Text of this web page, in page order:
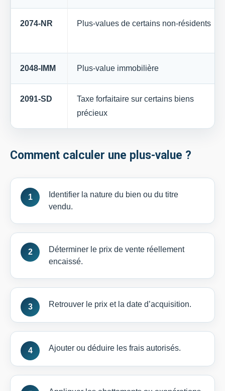
2074-NR Plus-values de certains non-résidents
2048-IMM Plus-value immobilière
2091-SD
Taxe forfaitaire sur certains biens
précieux
Comment calculer une plus-value ?
Identifier la nature du bien ou du titre
vendu.
Déterminer le prix de vente réellement
encaissé.
Retrouver le prix et la date d’acquisition.
Ajouter ou déduire les frais autorisés.